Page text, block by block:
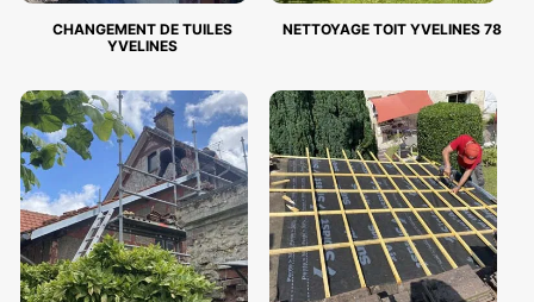
CHANGEMENT DE TUILES
YVELINES
NETTOYAGE TOIT YVELINES 78